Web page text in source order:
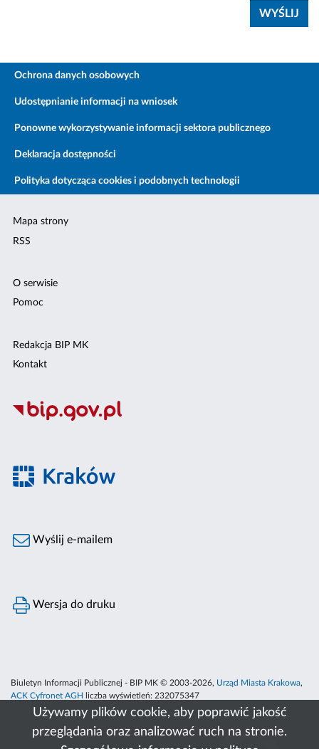
Używamy plików cookie, aby poprawić jakość
przeglądania oraz analizować ruch na stronie.
Ochrona danych osobowych
Udostępnianie informacji na wniosek
Ponowne wykorzystywanie informacji sektora publicznego
Deklaracja dostępności
Polityka dotycząca cookies i podobnych technologii
Mapa strony
RSS
O serwisie
Pomoc
Redakcja BIP MK
Kontakt
Wyślij e-mailem
Wersja do druku
Biuletyn Informacji Publicznej - BIP MK © 2003-2026, Urząd Miasta Krakowa,
ACK Cyfronet AGH
liczba wyświetleń: 232075347